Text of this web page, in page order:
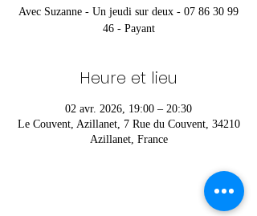
Avec Suzanne - Un jeudi sur deux - 07 86 30 99
46 - Payant
Heure et lieu
02 avr. 2026, 19:00 – 20:30
Le Couvent, Azillanet, 7 Rue du Couvent, 34210
Azillanet, France